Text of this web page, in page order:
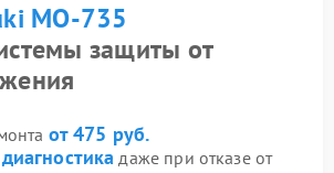
MO-735
защиты от
от 475 руб.
даже при отказе от